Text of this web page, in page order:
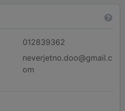
012839362
neverjetno.doo@gmail.c
om